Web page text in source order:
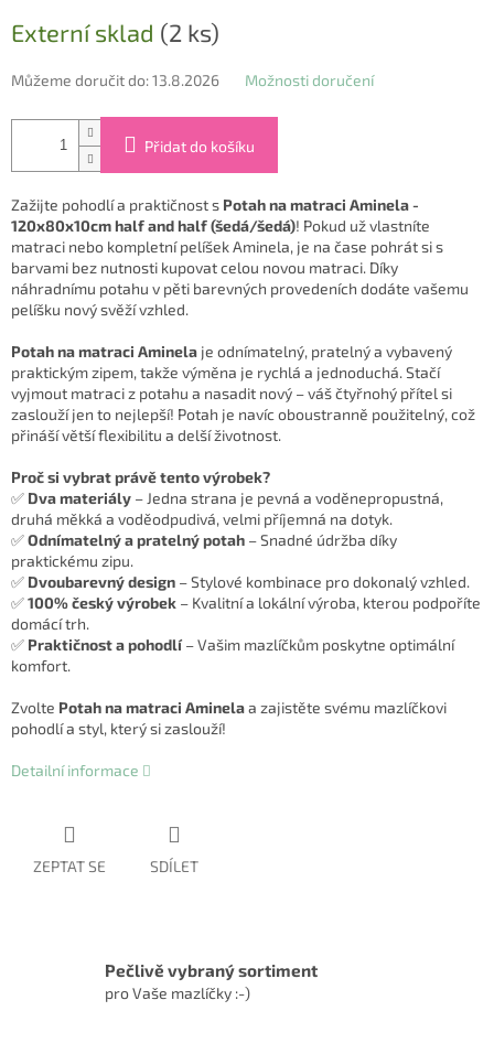
cena:
Externí sklad (2 ks)
Můžeme doručit do:13.8.2026 Možnosti doručení
Přidat do košíku
Zažijte pohodlí a praktičnost s Potah na matraci Aminela -
120x80x10cm half and half (šedá/šedá)! Pokud už vlastníte
matraci nebo kompletní pelíšek Aminela, je na čase pohrát si s
barvami bez nutnosti kupovat celou novou matraci. Díky
náhradnímu potahu v pěti barevných provedeních dodáte vašemu
pelíšku nový svěží vzhled.
Potah na matraci Aminela je odnímatelný, pratelný a vybavený
praktickým zipem, takže výměna je rychlá a jednoduchá. Stačí
vyjmout matraci z potahu a nasadit nový – váš čtyřnohý přítel si
zaslouží jen to nejlepší! Potah je navíc oboustranně použitelný, což
přináší větší flexibilitu a delší životnost.
Proč si vybrat právě tento výrobek?
✅ Dva materiály – Jedna strana je pevná a voděnepropustná,
druhá měkká a voděodpudivá, velmi příjemná na dotyk.
✅Odnímatelný a pratelný potah – Snadné údržba díky
praktickému zipu.
✅ Dvoubarevný design – Stylové kombinace pro dokonalý vzhled.
✅100% český výrobek – Kvalitní a lokální výroba, kterou podpoříte
domácí trh.
✅ Praktičnost a pohodlí– Vašim mazlíčkům poskytne optimální
komfort.
Zvolte Potah na matraci Aminelaa zajistěte svému mazlíčkovi
pohodlí a styl, který si zaslouží!
Detailní informace
ZEPTAT SE SDÍLET
Pečlivě vybraný sortiment
pro Vaše mazlíčky :-)